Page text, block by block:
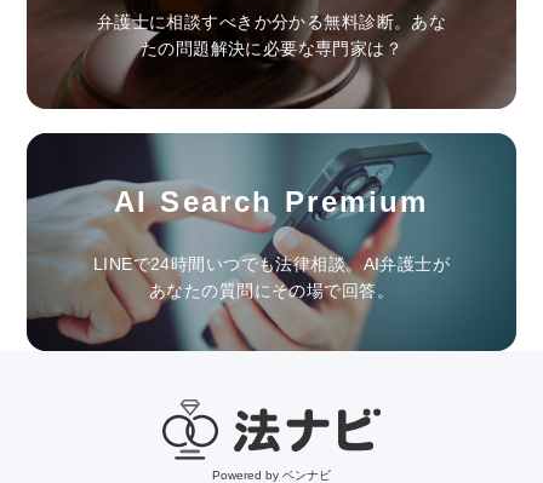
弁護士に相談すべきか分かる無料診断。あな
たの問題解決に必要な専門家は？
AI Search Premium
LINEで24時間いつでも法律相談。AI弁護士が
あなたの質問にその場で回答。
Powered by ベンナビ